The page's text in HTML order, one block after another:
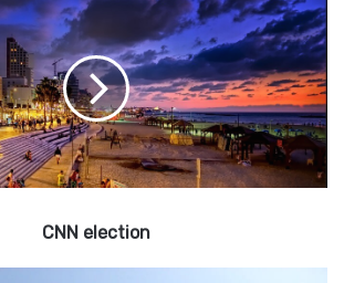
N
N
e
l
e
c
t
i
CNN election